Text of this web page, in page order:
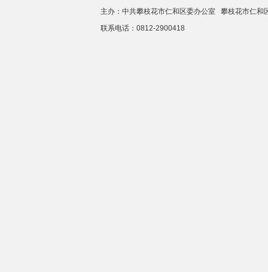
主办：中共攀枝花市仁和区委办公室 攀枝花市仁
联系电话：0812-2900418